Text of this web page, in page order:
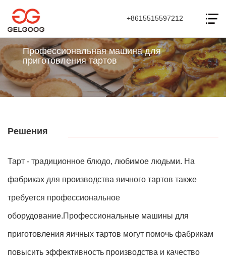
+8615515597212
Профессиональная машина для
приготовления тартов
Решения
Тарт - традиционное блюдо, любимое людьми. На
фабриках для производства яичного тартов также
требуется профессиональное
оборудование.Профессиональные машины для
приготовления яичных тартов могут помочь фабрикам
повысить эффективность производства и качество